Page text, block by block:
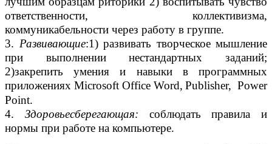
ответственности, коллективизма,
коммуникабельности через работу в группе.
3. Развивающие:1) развивать творческое мышление
при выполнении нестандартных заданий;
2)закрепить умения и навыки в программных
приложениях Microsoft Office Word, Publisher, Power
Point.
4. Здоровьесберегающая: соблюдать правила и
нормы при работе на компьютере.